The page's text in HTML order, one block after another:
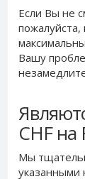
Если Вы не
Вашу
CHF на
Мы
указанными